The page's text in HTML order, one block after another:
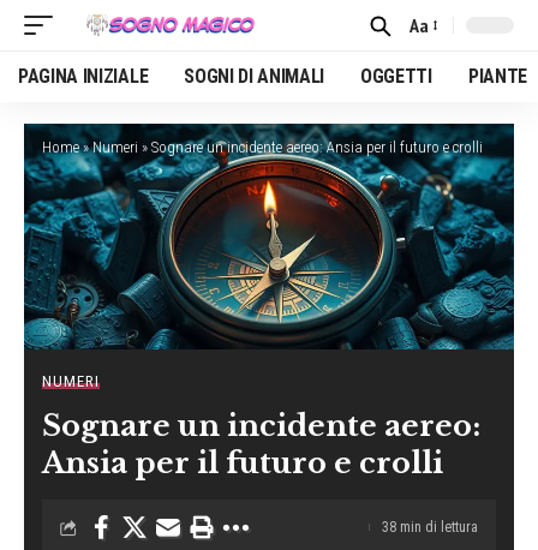
Font
Resizer
Aa
PAGINA INIZIALE SOGNI DI ANIMALI OGGETTI PIANTE
Home»Numeri » Sognare un incidente aereo: Ansia per il futuro e crolli
NUMERI
Sognare un incidente aereo:
Ansia per il futuro e crolli
38 min di lettura